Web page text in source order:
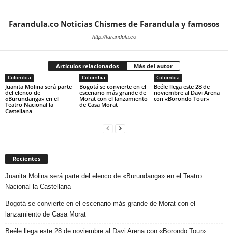
Farandula.co Noticias Chismes de Farandula y famosos
http://farandula.co
Artículos relacionados Más del autor
Colombia
Juanita Molina será parte
del elenco de
«Burundanga» en el
Teatro Nacional la
Castellana
Colombia
Bogotá se convierte en el
escenario más grande de
Morat con el lanzamiento
de Casa Morat
Colombia
Beéle llega este 28 de
noviembre al Davi Arena
con «Borondo Tour»
Recientes
Juanita Molina será parte del elenco de «Burundanga» en el Teatro
Nacional la Castellana
Bogotá se convierte en el escenario más grande de Morat con el
lanzamiento de Casa Morat
Beéle llega este 28 de noviembre al Davi Arena con «Borondo Tour»